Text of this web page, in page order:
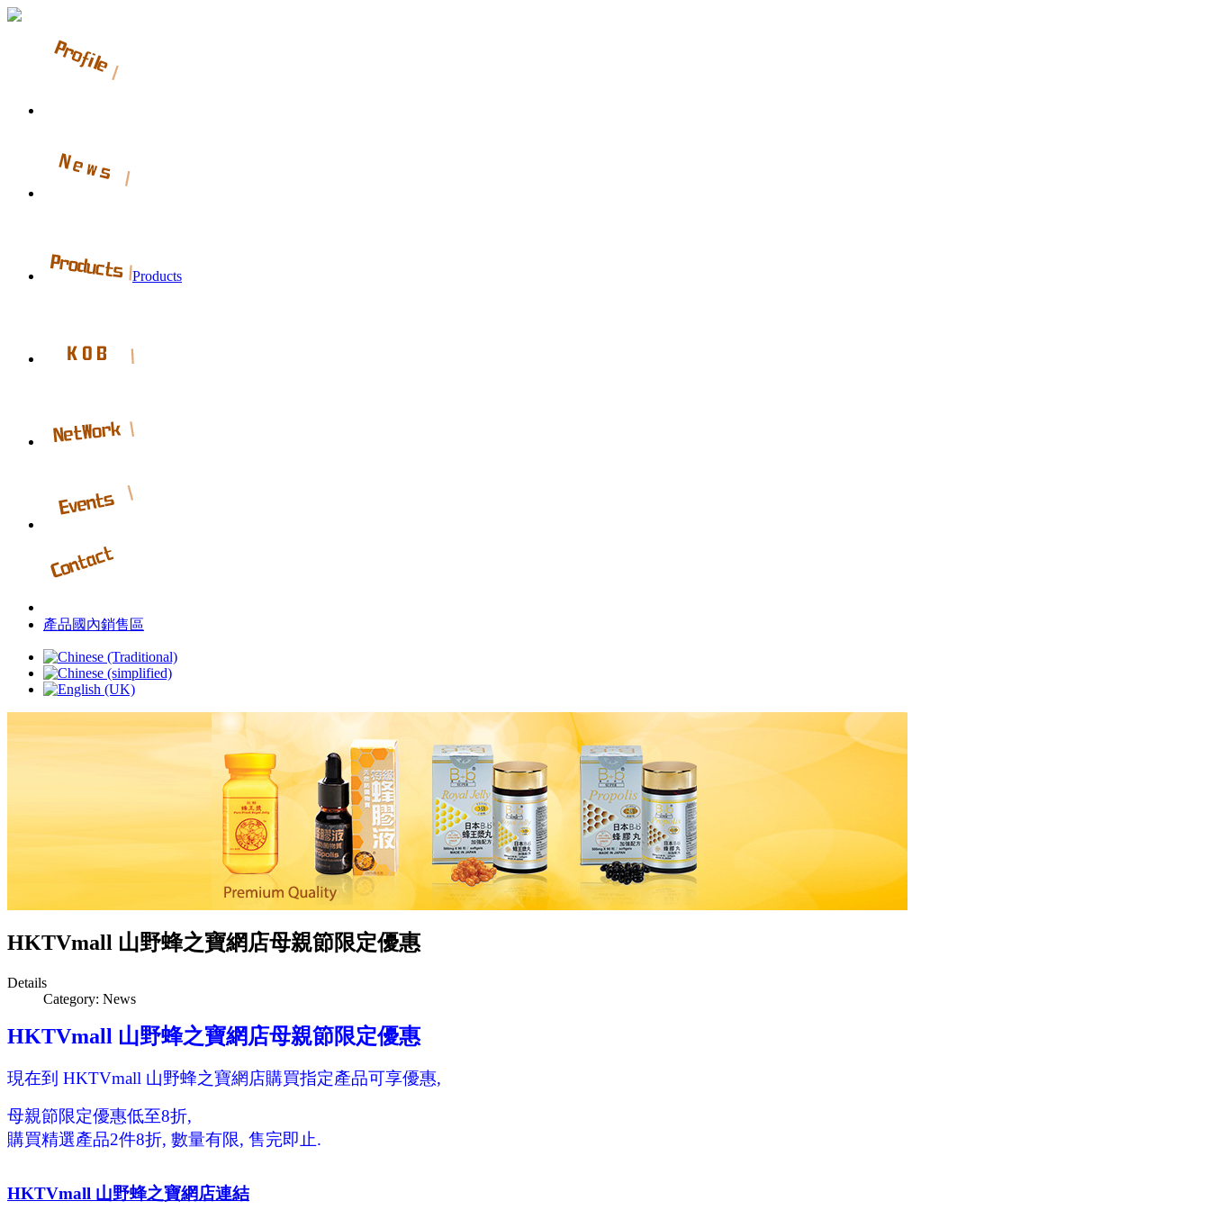
Products
產品國內銷售區
HKTVmall 山野蜂之寶網店母親節限定優惠
Details
Category: News
HKTVmall 山野蜂之寶網店母親節限定優惠
現在到 HKTVmall 山野蜂之寶網店購買指定產品可享優惠,
母親節限定優惠低至8折,
購買精選產品2件8折, 數量有限, 售完即止.
HKTVmall 山野蜂之寶網店連結